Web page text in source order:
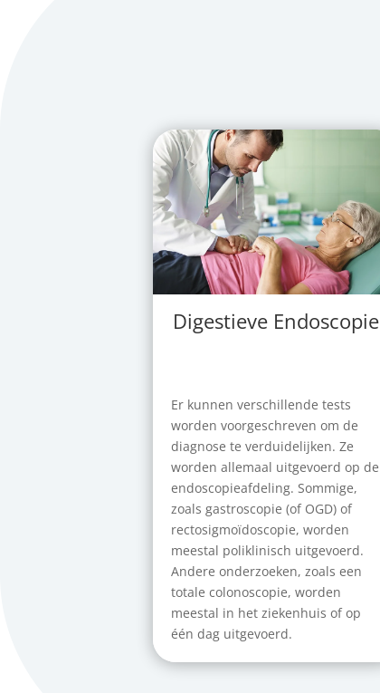
Digestieve Endoscopie
Er kunnen verschillende tests
worden voorgeschreven om de
diagnose te verduidelijken. Ze
worden allemaal uitgevoerd op de
endoscopieafdeling. Sommige,
zoals gastroscopie (of OGD) of
rectosigmoïdoscopie, worden
meestal poliklinisch uitgevoerd.
Andere onderzoeken, zoals een
totale colonoscopie, worden
meestal in het ziekenhuis of op
één dag uitgevoerd.